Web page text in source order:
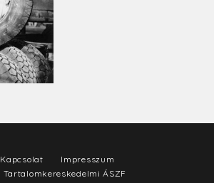
Kapcsolat
Impresszum
Tartalomkereskedelmi ÁSZF